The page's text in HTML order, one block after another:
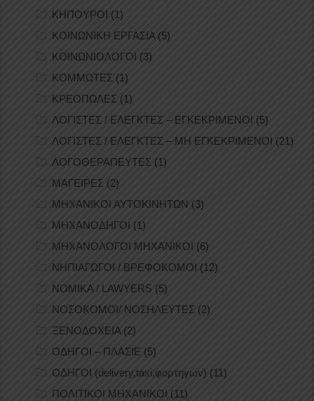
ΚΗΠΟΥΡΟΙ (1)
ΚΟΙΝΩΝΙΚΗ ΕΡΓΑΣΙΑ(5)
ΚΟΙΝΩΝΙΟΛΟΓΟΙ (3)
ΚΟΜΜΩΤΕΣ (1)
ΚΡΕΟΠΩΛΕΣ (1)
ΛΟΓΙΣΤΕΣ / ΕΛΕΓΚΤΕΣ – ΕΓΚΕΚΡΙΜΕΝΟΙ (5)
ΛΟΓΙΣΤΕΣ / ΕΛΕΓΚΤΕΣ – ΜΗ ΕΓΚΕΚΡΙΜΕΝΟΙ (21)
ΛΟΓΟΘΕΡΑΠΕΥΤΕΣ (1)
ΜΑΓΕΙΡΕΣ (2)
ΜΗΧΑΝΙΚΟΙ ΑΥΤΟΚΙΝΗΤΩΝ (3)
ΜΗΧΑΝΟΔΗΓΟΙ (1)
ΜΗΧΑΝΟΛΟΓΟΙ ΜΗΧΑΝΙΚΟΙ (6)
ΝΗΠΙΑΓΩΓΟΙ / ΒΡΕΦΟΚΟΜΟΙ (12)
ΝΟΜΙΚΑ / LAWYERS (5)
ΝΟΣΟΚΟΜΟΙ/ ΝΟΣΗΛΕΥΤΕΣ (2)
ΞΕΝΟΔΟΧΕΙΑ(2)
ΟΔΗΓΟΙ – ΠΛΑΣΙΕ (5)
ΟΔΗΓΟΙ (delivery,taxi,φορτηγών) (11)
ΠΟΛΙΤΙΚΟΙ ΜΗΧΑΝΙΚΟΙ (11)